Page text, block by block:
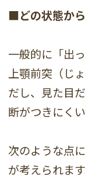
■どの状態か
一般的に「出
上顎前突（じ
だし、見た目
断がつきにく
次のような点
が考えられます